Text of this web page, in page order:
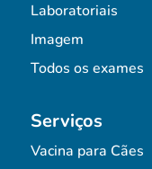
Laboratoriais
Imagem
Todos os exames
Serviços
Vacina para Cães